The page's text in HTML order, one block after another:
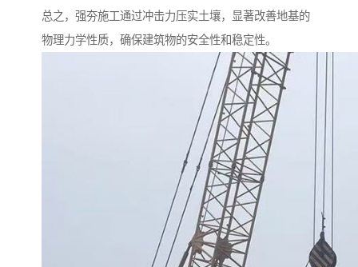
总之，强夯施工通过冲击力压实土壤，显著改善地基的
物理力学性质，确保建筑物的安全性和稳定性。